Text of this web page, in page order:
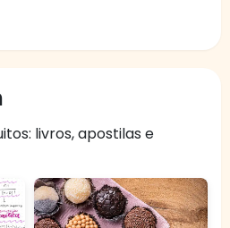
livros, apostilas e